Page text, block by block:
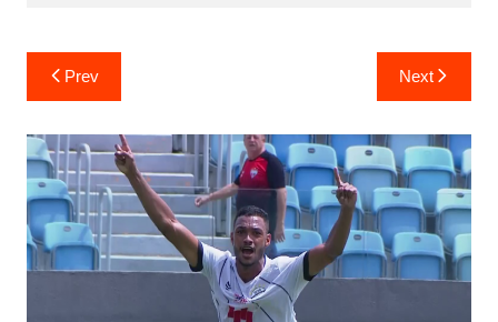
Prev Next